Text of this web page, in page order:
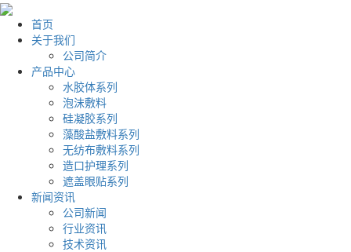
首页
关于我们
公司简介
产品中心
水胶体系列
泡沫敷料
硅凝胶系列
藻酸盐敷料系列
无纺布敷料系列
造口护理系列
遮盖眼贴系列
新闻资讯
公司新闻
行业资讯
技术资讯